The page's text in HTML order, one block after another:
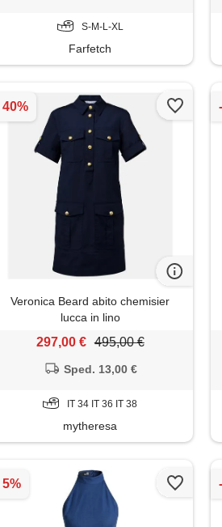
S-M-L-XL
Farfetch
Veronica Beard abito chemisier
lucca in lino
297,00 € 495,00 €
Sped. 13,00 €
IT 34 IT 36 IT 38
mytheresa